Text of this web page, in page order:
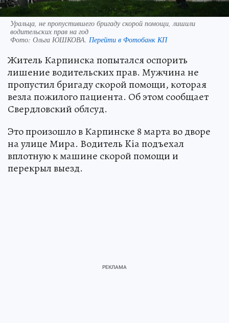
Уральца, не пропустившего бригаду скорой помощи, лишили
водительских прав на год
Фото: Ольга ЮШКОВА. Перейти в Фотобанк КП
Житель Карпинска попытался оспорить
лишение водительских прав. Мужчина не
пропустил бригаду скорой помощи, которая
везла пожилого пациента. Об этом сообщает
Свердловский облсуд.
Это произошло в Карпинске 8 марта во дворе
на улице Мира. Водитель Kia подъехал
вплотную к машине скорой помощи и
перекрыл выезд.